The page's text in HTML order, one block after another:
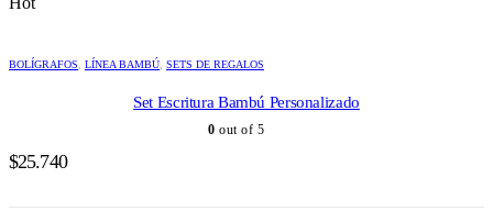
BOLÍGRAFOS LÍNEA BAMBÚ SETS DE REGALOS
Set Escritura Bambú Personalizado
0 out of 5
$25.740